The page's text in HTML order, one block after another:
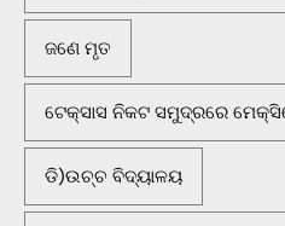
ଜଣେ ମୃତ
ଟେକ୍ସାସ ନିକଟ ସମୁଦ୍ରରେ
ଡି)ଉଚ୍ଚ ବିଦ୍ୟାଳୟ